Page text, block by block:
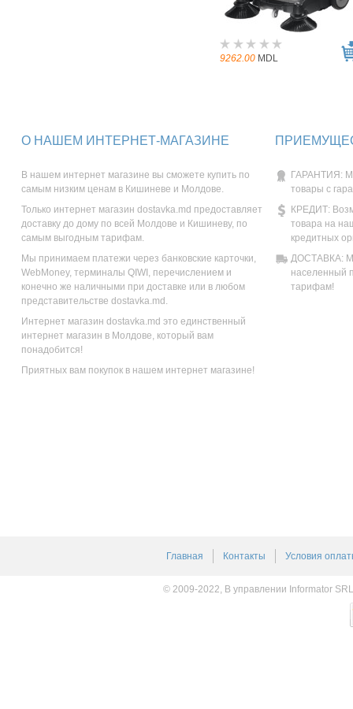
9262.00 MDL
О НАШЕМ ИНТЕРНЕТ-МАГАЗИНЕ
В нашем интернет магазине вы сможете купить по
самым низким ценам в Кишиневе и Молдове.
Только интернет магазин dostavka.md предоставляет
доставку до дому по всей Молдове и Кишиневу, по
самым выгодным тарифам.
Мы принимаем платежи через банковские карточки,
WebMoney, терминалы QIWI, перечислением и
конечно же наличными при доставке или в любом
представительстве dostavka.md.
Интернет магазин dostavka.md это единственный
интернет магазин в Молдове, который вам
понадобится!
Приятных вам покупок в нашем интернет магазине!
ГАРАНТИЯ:
товары с
КРЕДИТ:
товара на
кредитных
ДОСТАВКА:
населенный
тарифам!
Главная Контакты Условия
© 2009-2022, В управлении Informator SRL